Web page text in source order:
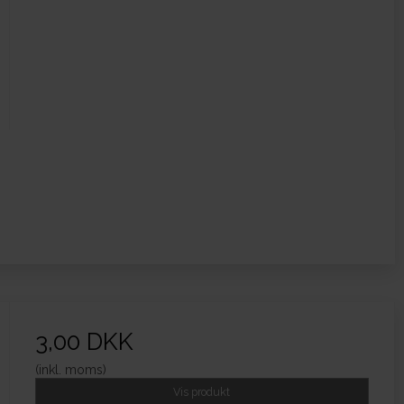
3,00 DKK
(inkl. moms)
Vis produkt